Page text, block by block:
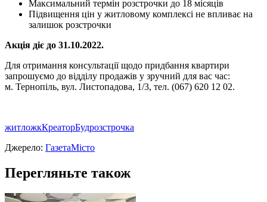
Максимальний термiн розстрочки до 18 мiсяцiв
Пiдвищення цiн у житловому комплексi не впливає на
залишок розстрочки
Акцiя дiє до 31.10.2022.
Для отримання консультацiї щодо придбання квартири
запрошуємо до вiддiлу продажiв у зручний для вас час:
м. Тернопiль, вул. Листопадова, 1/3, тел. (067) 620 12 02.
житложкКреаторБудрозстрочка
Джерело: ГазетаМісто
Перегляньте також